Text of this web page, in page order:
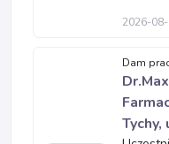
2026-
Dam
Tychy,